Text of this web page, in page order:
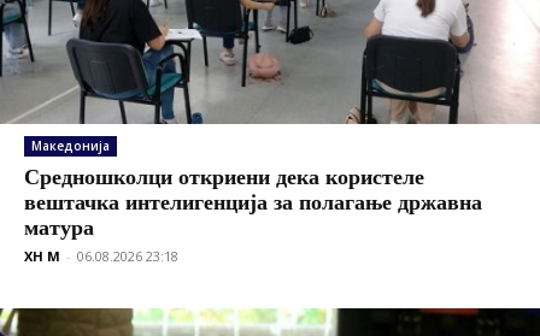
Македонија
Средношколци откриени дека користеле
вештачка интелигенција за полагање државна
матура
XH M - 06.08.2026 23:18